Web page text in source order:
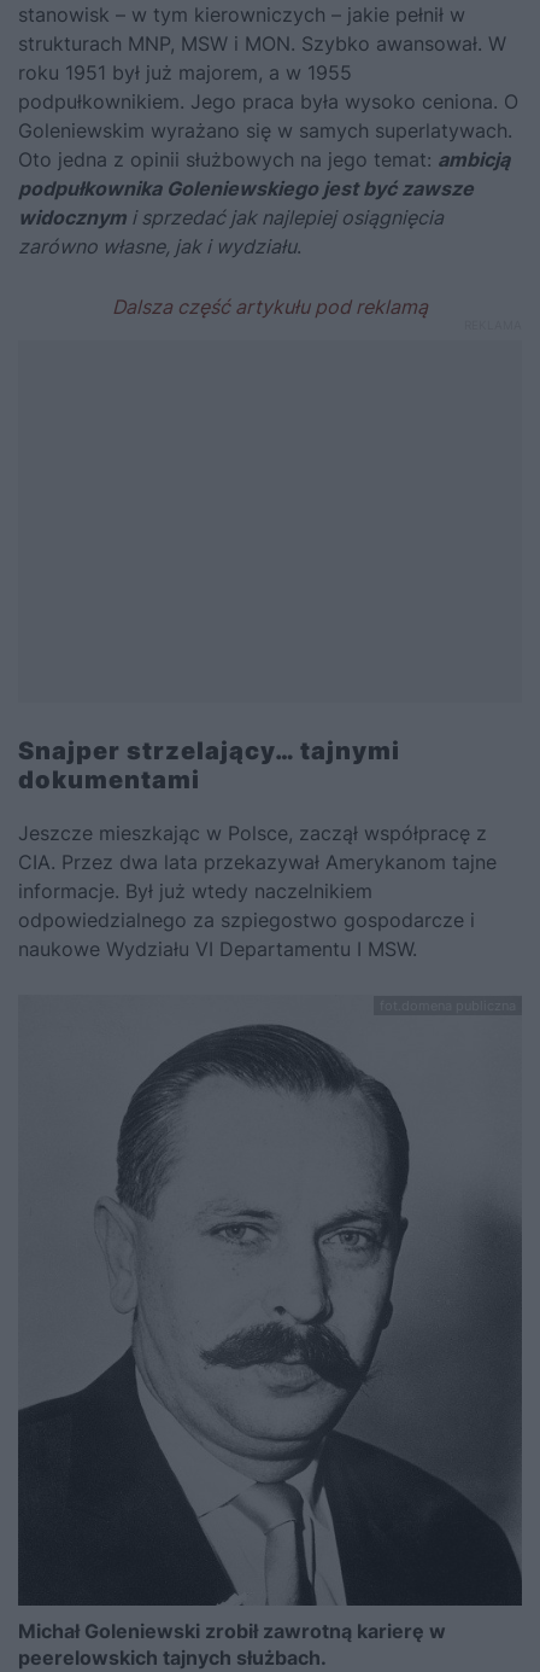
stanowisk – w tym kierowniczych – jakie pełnił w
strukturach MNP, MSW i MON. Szybko awansował. W
roku 1951 był już majorem, a w 1955
podpułkownikiem. Jego praca była wysoko ceniona. O
Goleniewskim wyrażano się w samych superlatywach.
Oto jedna z opinii służbowych na jego temat: ambicją
podpułkownika Goleniewskiego jest być zawsze
widocznym i sprzedać jak najlepiej osiągnięcia
zarówno własne, jak i wydziału.
Snajper strzelający… tajnymi
dokumentami
Jeszcze mieszkając w Polsce, zaczął współpracę z
CIA. Przez dwa lata przekazywał Amerykanom tajne
informacje. Był już wtedy naczelnikiem
odpowiedzialnego za szpiegostwo gospodarcze i
naukowe Wydziału VI Departamentu I MSW.
Michał Goleniewski zrobił zawrotną karierę w
peerelowskich tajnych służbach.